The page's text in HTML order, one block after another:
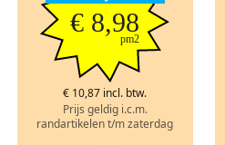
€ 8,98
pm2
€ 10,87 incl. btw.
Prijs geldig i.c.m.
randartikelen t/m zaterdag